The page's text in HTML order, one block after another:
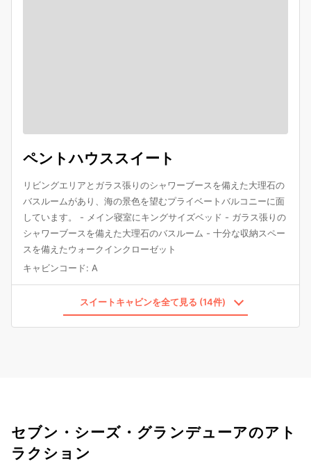
ペントハウススイート
リビングエリアとガラス張りのシャワーブースを備えた大理石の
バスルームがあり、海の景色を望むプライベートバルコニーに面
しています。 - メイン寝室にキングサイズベッド - ガラス張りの
シャワーブースを備えた大理石のバスルーム - 十分な収納スペー
スを備えたウォークインクローゼット
キャビンコード: A
スイートキャビンを全て見る (14件)
セブン・シーズ・グランデューアのアト
ラクション